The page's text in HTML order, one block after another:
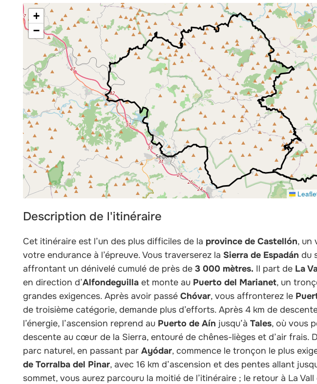
+
−
Description de l'itinéraire
Cet itinéraire est l’un des plus difficiles de la province de Castellón, un
votre endurance à l’épreuve. Vous traverserez la Sierra de Espadán du
affrontant un dénivelé cumulé de près de3 000 mètres. Il part de La
en direction d’Alfondeguilla et monte au Puerto del Marianet, un
grandes exigences. Après avoir passéChóvar, vous affronterez le
de troisième catégorie, demande plus d’efforts. Après 4 km de
l’énergie, l’ascension reprend au Puerto de Aín jusqu’àTales, où vous
descente au cœur de la Sierra, entouré de chênes-lièges et d’air frais.
parc naturel, en passant parAyódar, commence le tronçon le plus
de Torralba del Pinar, avec 16 km d’ascension et des pentes allant
sommet, vous aurez parcouru la moitié de l’itinéraire ; le retour à La